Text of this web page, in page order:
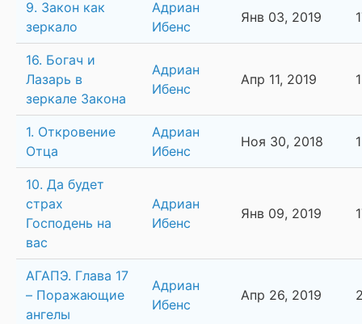
9. Закон как
зеркало
Адриан
Ибенс
Янв 03, 2019
16. Богач и
Лазарь в
зеркале Закона
Адриан
Ибенс
Апр 11, 2019
1. Откровение
Отца
Адриан
Ибенс
Ноя 30, 2018
10. Да будет
страх
Господень на
вас
Адриан
Ибенс
Янв 09, 2019
АГАПЭ. Глава 17
– Поражающие
ангелы
Адриан
Ибенс
Апр 26, 2019